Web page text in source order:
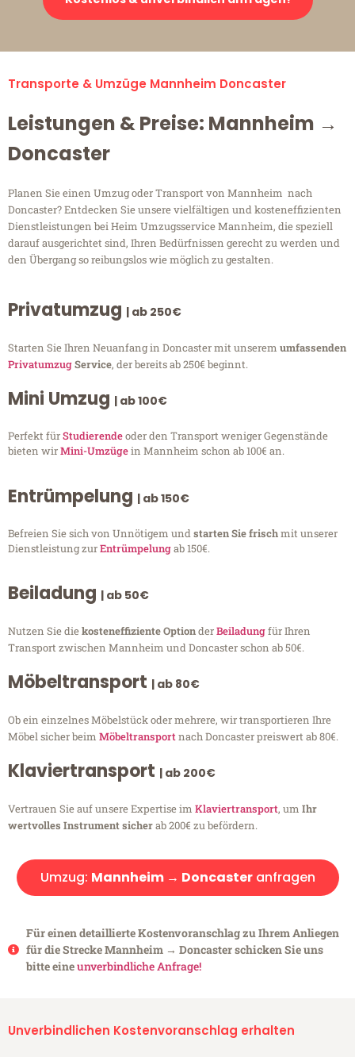
Transporte & Umzüge Mannheim Doncaster
Leistungen & Preise: Mannheim →
Doncaster
Planen Sie einen Umzug oder Transport von Mannheim nach
Doncaster? Entdecken Sie unsere vielfältigen und kosteneffizienten
Dienstleistungen bei Heim Umzugsservice Mannheim, die speziell
darauf ausgerichtet sind, Ihren Bedürfnissen gerecht zu werden und
den Übergang so reibungslos wie möglich zu gestalten.
Privatumzug | ab 250€
Starten Sie Ihren Neuanfang in Doncaster mit unserem umfassenden
PrivatumzugService, der bereits ab 250€ beginnt.
Mini Umzug | ab 100€
Perfekt fürStudierendeoder den Transport weniger Gegenstände
bieten wirMini-Umzügein Mannheim schon ab 100€ an.
Entrümpelung | ab 150€
Befreien Sie sich von Unnötigem undstarten Sie frischmit unserer
Dienstleistung zurEntrümpelungab 150€.
Beiladung | ab 50€
Nutzen Sie diekosteneffiziente OptionderBeiladungfür Ihren
Transport zwischen Mannheim und Doncaster schon ab 50€.
Möbeltransport | ab 80€
Ob ein einzelnes Möbelstück oder mehrere, wir transportieren Ihre
Möbel sicher beim Möbeltransportnach Doncaster preiswert ab 80€.
Klaviertransport | ab 200€
Vertrauen Sie auf unsere Expertise im Klaviertransport, um Ihr
wertvolles Instrument sicherab 200€ zu befördern.
Umzug: Mannheim → Doncasteranfragen
Für einen detaillierte Kostenvoranschlag zu Ihrem Anliegen
für die Strecke Mannheim → Doncaster schicken Sie uns
bitte eineunverbindliche Anfrage!
Unverbindlichen Kostenvoranschlag erhalten